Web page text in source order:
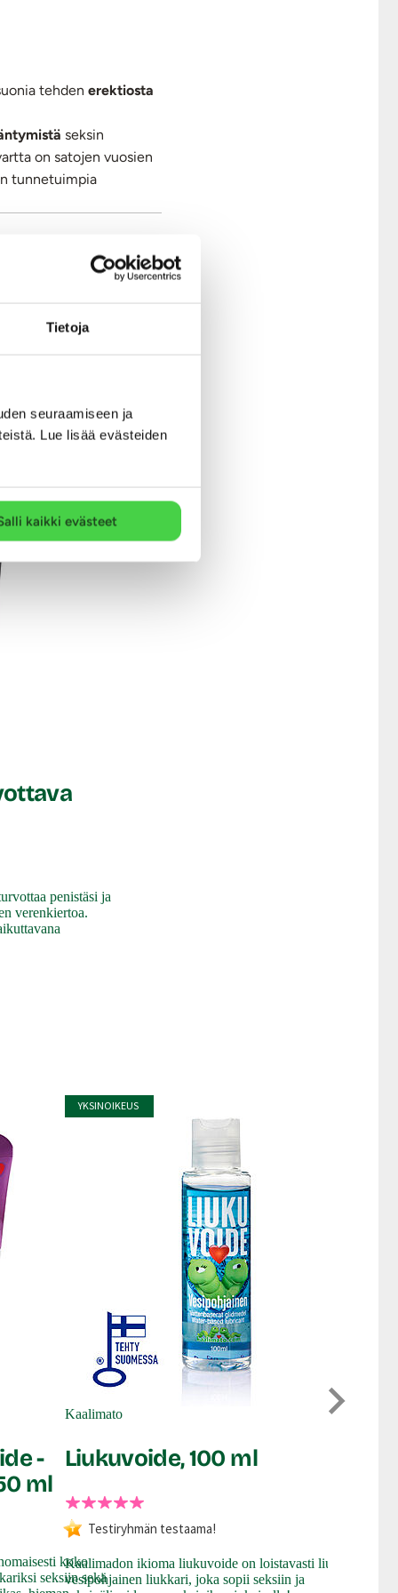
Tietoja
seuraamiseen ja
Lue lisää evästeiden
kaikki evästeet
tehden erektiosta
seksin
on satojen vuosien
tunnetuimpia
aikana käytettäessä
iholle ja vältä aineen
(Aloe) Leaf Juice, Oleth-
penistäsi ja
verenkiertoa.
-
ml
koko
seksiin sekä
YKSINOIKEUS
Kaalimato
Liukuvoide, 100 ml
Testiryhmän testaama!
Kaalimadon ikioma liukuvoide on loistavasti liukuva
vesipohjainen liukkari, joka sopii seksiin ja